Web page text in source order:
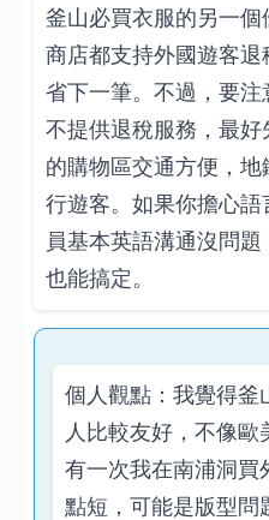
釜山必買衣服的另一
商店都支持外國遊客
省下一筆。不過，要
不提供退稅服務，最
的購物區交通方便，
行遊客。如果你擔心
員基本英語溝通沒問
也能搞定。
個人觀點：我覺得釜
人比較友好，不像歐
有一次我在南浦洞買
點短，可能是版型問